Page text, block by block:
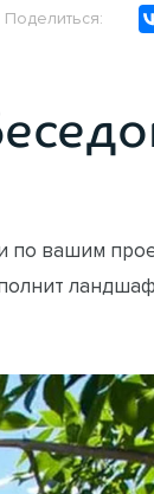
Поделиться:
по вашим